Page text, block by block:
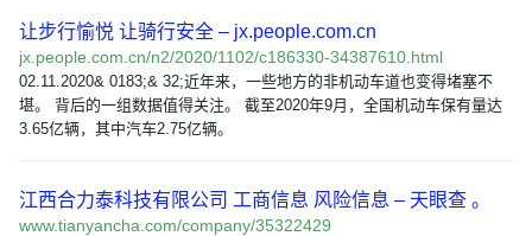
让步行愉悦 让骑行安全 – jx.people.com.cn
jx.people.com.cn/n2/2020/1102/c186330-34387610.html
02.11.2020& 0183;& 32;近年来，一些地方的非机动车道也变得堵塞不
堪。 背后的一组数据值得关注。 截至2020年9月，全国机动车保有量达
3.65亿辆，其中汽车2.75亿辆。
江西合力泰科技有限公司 工商信息 风险信息 – 天眼查 。
www.tianyancha.com/company/35322429